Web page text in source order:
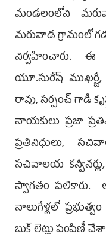
మండలంలోని
మరువాడ గ్రామంలో
నిర్వ‌హించారు. ఈ
యూ.సురేష్
రావు, సర్పంచ్ గాడి
నాయకులు ప్రజా
ప్రతినిధులు,
సచివాలయ
స్వాగ‌తం ప‌లికారు.
నాలుగేళ్లలో